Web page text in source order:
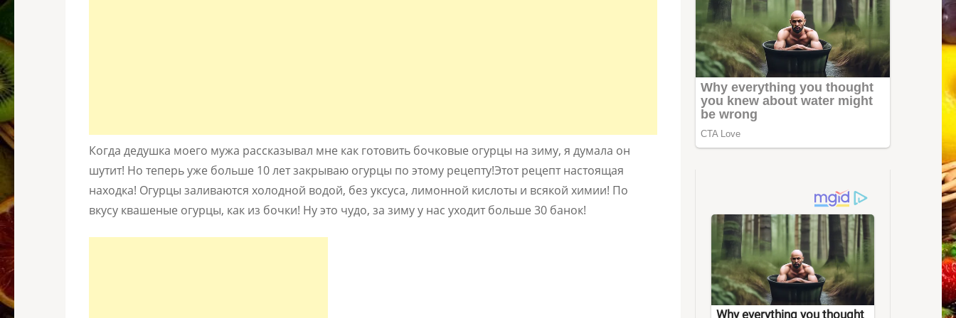
Когда дедушка моего мужа рассказывал мне как готовить бочковые огурцы на зиму, я думала он
шутит! Но теперь уже больше 10 лет закрываю огурцы по этому рецепту!Этот рецепт настоящая
находка! Огурцы заливаются холодной водой, без уксуса, лимонной кислоты и всякой химии! По
вкусу квашеные огурцы, как из бочки! Ну это чудо, за зиму у нас уходит больше 30 банок!
Why everything you thought